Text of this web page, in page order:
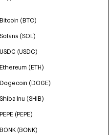
Bitcoin (BTC)
Solana (SOL)
USDC (USDC)
Ethereum (ETH)
Dogecoin (DOGE)
Shiba Inu (SHIB)
PEPE (PEPE)
BONK (BONK)